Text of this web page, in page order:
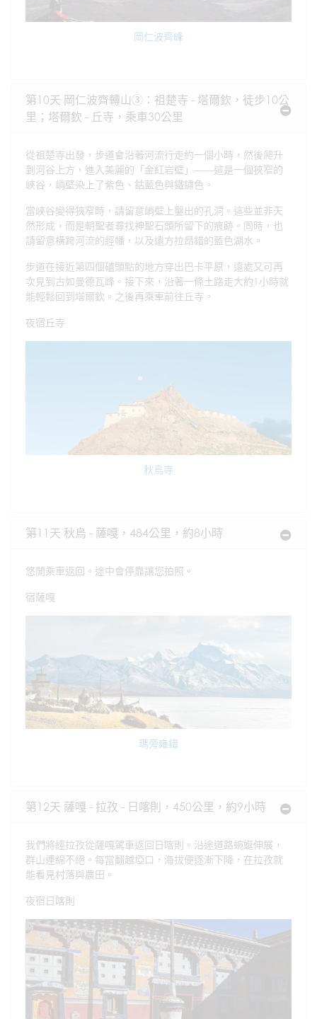
岡仁波齊峰
第10天 岡仁波齊轉山③：祖楚寺 - 塔爾欽，徒步10公
里；塔爾欽 - 丘寺，乘車30公里
從祖楚寺出發，步道會沿著河流行走約一個小時，然後爬升
到河谷上方，進入美麗的「金紅岩壁」——這是一個狹窄的
峽谷，峭壁染上了紫色、鈷藍色與鐵鏽色。
當峽谷變得狹窄時，請留意峭壁上鑿出的孔洞。這些並非天
然形成，而是朝聖者尋找神聖石頭所留下的痕跡。同時，也
請留意橫跨河流的經幡，以及遠方拉昂錯的藍色湖水。
步道在接近第四個磕頭點的地方穿出巴卡平原，遠處又可再
次見到古如曼德瓦峰。接下來，沿著一條土路走大約1小時就
能輕鬆回到塔爾欽。之後再乘車前往丘寺。
夜宿丘寺
秋烏寺
第11天 秋烏 - 薩嘎，484公里，約8小時
悠閒乘車返回。途中會停靠讓您拍照。
宿薩嘎
瑪旁雍錯
第12天 薩嘎 - 拉孜 - 日喀則，450公里，約9小時
我們將經拉孜從薩嘎駕車返回日喀則。沿途道路蜿蜒伸展，
群山連綿不絕。每當翻越埡口，海拔便逐漸下降，在拉孜就
能看見村落與農田。
夜宿日喀則